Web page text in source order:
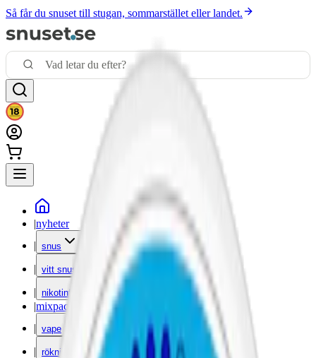
Så får du snuset till stugan, sommarstället eller landet.
|nyheter
| snus
| vitt snus
| nikotinfritt
|mixpack
| vape
| rökning